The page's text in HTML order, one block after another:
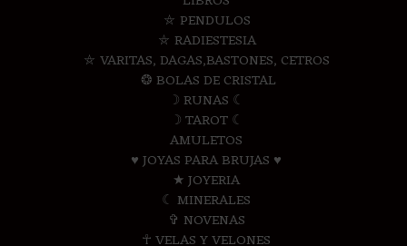
⛤ PENDULOS
⛤ RADIESTESIA
⛤ VARITAS, DAGAS,BASTONES, CETROS
❂ BOLAS DE CRISTAL
☽ RUNAS ☾
☽ TAROT ☾
AMULETOS
♥ JOYAS PARA BRUJAS ♥
★ JOYERIA
☾ MINERALES
✞ NOVENAS
☥ VELAS Y VELONES